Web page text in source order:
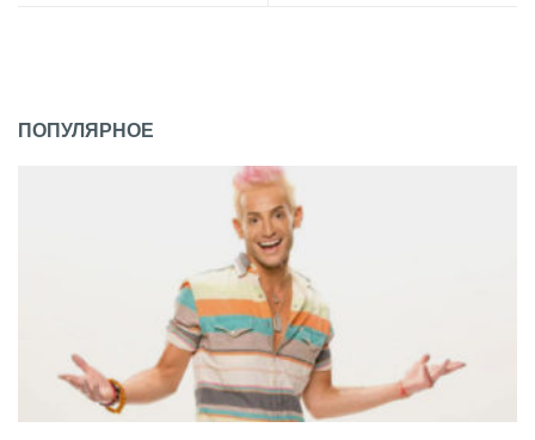
ПОПУЛЯРНОЕ